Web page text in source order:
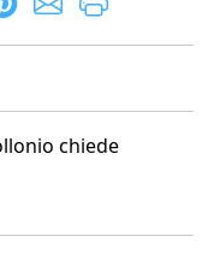
chiede